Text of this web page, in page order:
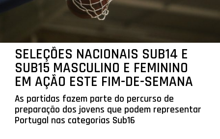
SELEÇÕES NACIONAIS SUB14 E
SUB15 MASCULINO E FEMININO
EM AÇÃO ESTE FIM-DE-SEMANA
As partidas fazem parte do percurso de
preparação dos jovens que podem representar
Portugal nas categorias Sub16